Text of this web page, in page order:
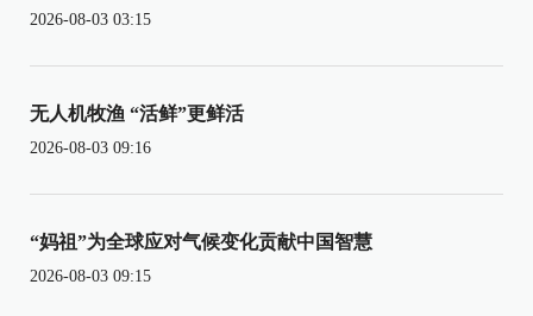
2026-08-03 03:15
无人机牧渔 “活鲜”更鲜活
2026-08-03 09:16
“妈祖”为全球应对气候变化贡献中国智慧
2026-08-03 09:15